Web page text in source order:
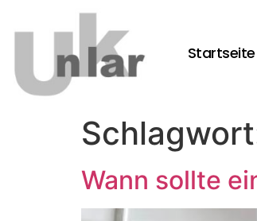
Startseite
Wann sollte